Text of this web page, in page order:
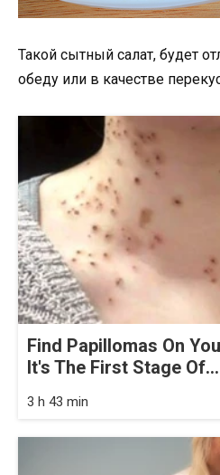
Такой сытный салат, будет
обеду или в качестве
Find Papillomas On
It's The First Stage Of...
3 h 43 min